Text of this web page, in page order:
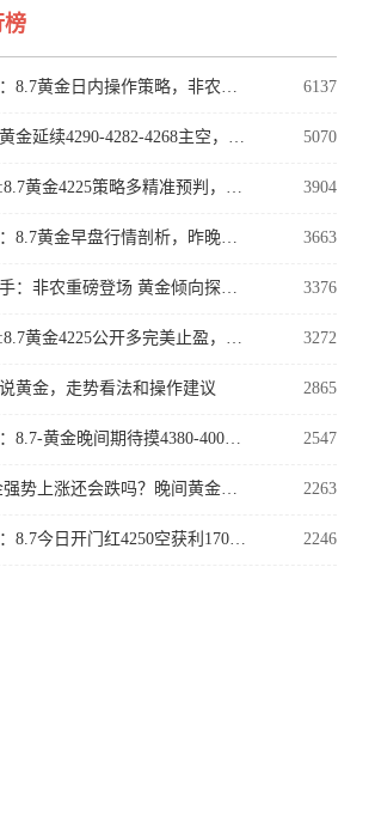
榜
许安丰：8.7黄金日内操作策略，非农来袭勿追涨杀跌！ 6137
云杰：黄金延续4290-4282-4268主空，等非农下探回升 5070
李馨玥:8.7黄金4225策略多精准预判，日内低多等非农！ 3904
许安丰：8.7黄金早盘行情剖析，昨晚布局完美大捷！ 3663
金汇得手：非农重磅登场 黄金倾向探底回升 3376
李馨玥:8.7黄金4225公开多完美止盈，欧盘突破又开多了！ 3272
黄金，走势看法和操作建议 2865
董义德：8.7-黄金晚间期待摸4380-400区域。 2547
8.7黄金强势上涨还会跌吗？晚间黄金非农怎么看 2263
李诗冉：8.7今日开门红4250空获利170点，日内黄金回踩先多。 2246